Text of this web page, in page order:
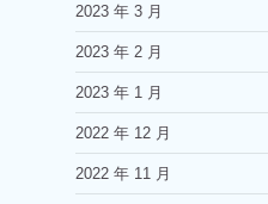
2023 年 3 月
2023 年 2 月
2023 年 1 月
2022 年 12 月
2022 年 11 月